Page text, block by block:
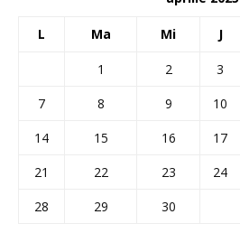
L Ma Mi J
1 2 3
7
8 9 10
14
15 16 17
21
22 23 24
28
29 30